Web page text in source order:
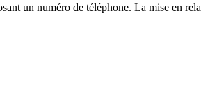
un numéro de téléphone. La mise en